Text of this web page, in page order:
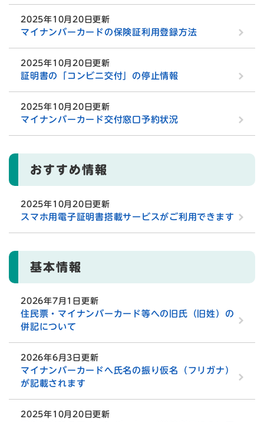
2025年10月20日更新
マイナンバーカードの保険証利用登録方法
2025年10月20日更新
証明書の「コンビニ交付」の停止情報
2025年10月20日更新
マイナンバーカード交付窓口予約状況
おすすめ情報
2025年10月20日更新
スマホ用電子証明書搭載サービスがご利用できます
基本情報
2026年7月1日更新
住民票・マイナンバーカード等への旧氏（旧姓）の
併記について
2026年6月3日更新
マイナンバーカードへ氏名の振り仮名（フリガナ）
が記載されます
2025年10月20日更新